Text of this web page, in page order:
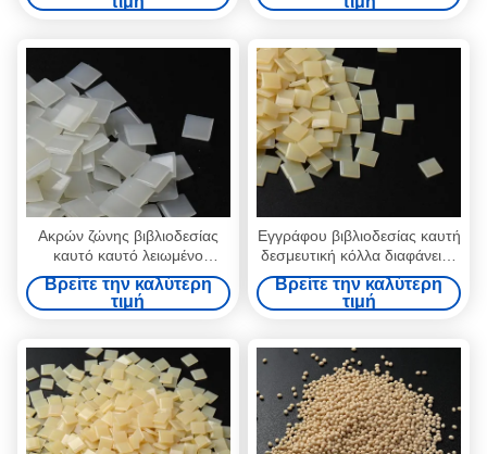
Ακρών ζώνης βιβλιοδεσίας
καυτό καυτό λειωμένο
μέταλλο η συγκολλητική EVA
κόκκων λειωμένων μετάλλων
συγκολλητικό στερεό
Βρείτε την καλύτερη
τιμή
Εγγράφου βιβλιοδεσίας καυτή
δεσμευτική κόλλα διαφάνειας
λειωμένων μετάλλων
συγκολλητική υψηλή για το
έγγραφο
Βρείτε την καλύτερη
τιμή